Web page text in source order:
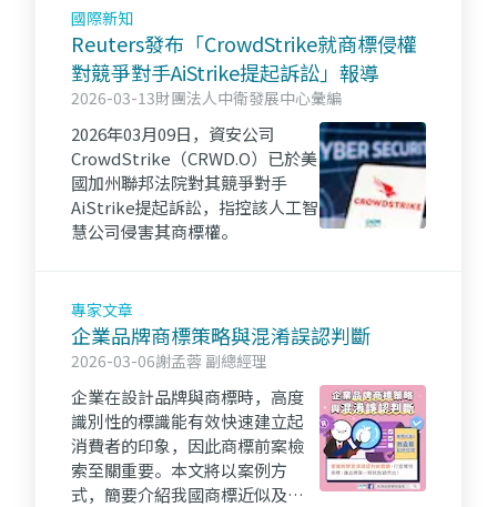
一把抓！！
國際新知
Reuters發布「CrowdStrike就商標侵權
對競爭對手AiStrike提起訴訟」報導
2026-03-13財團法人中衛發展中心彙編
2026年03月09日，資安公司
CrowdStrike（CRWD.O）已於美
國加州聯邦法院對其競爭對手
AiStrike提起訴訟，指控該人工智
慧公司侵害其商標權。
專家文章
企業品牌商標策略與混淆誤認判斷
2026-03-06謝孟蓉 副總經理
企業在設計品牌與商標時，高度
識別性的標識能有效快速建立起
消費者的印象，因此商標前案檢
索至關重要。本文將以案例方
式，簡要介紹我國商標近似及混